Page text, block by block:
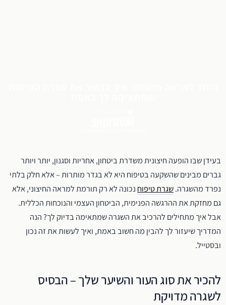
בעידן שבו הופעה חיצונית משדרת ביטחון, אחריות וסגנון, יותר ויותר
גברים מבינים שהשקעה בטיפוח היא לא בגדר מותרות – אלא חלק בלתי
נפרד מהשגרה.שגרת טיפוח נכונה לא רק תורמת למראה החיצוני, אלא
גם מחזקת את ההרגשה הפנימית, הביטחון העצמי והנוכחות הכללית.
אבל איך מתחילים להרכיב את השגרה שמתאימה בדיוק לך? הנה
המדריך שיעזור לך להבין מה חשוב באמת, ואיך לעשות את זה נכון
ובסטייל.
להכיר את סוג העור והשיער שלך – הבסיס
לשגרה מדויקת